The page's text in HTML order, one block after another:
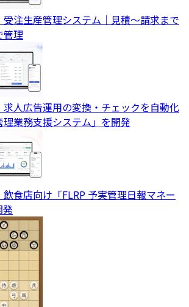
受注生産管理システム｜見積〜請求まで
管理
求人広告運用の変換・チェックを自動化
理業務支援システム」を開発
飲食店向け「FLRP 予実管理日報マネー
発